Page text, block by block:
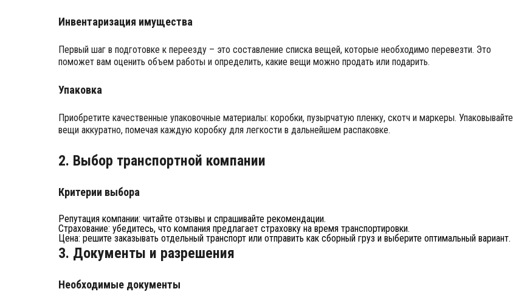
Инвентаризация имущества
Первый шаг в подготовке к переезду – это составление списка вещей, которые необходимо перевезти. Это
поможет вам оценить объем работы и определить, какие вещи можно продать или подарить.
Упаковка
Приобретите качественные упаковочные материалы: коробки, пузырчатую пленку, скотч и маркеры. Упаковывайте
вещи аккуратно, помечая каждую коробку для легкости в дальнейшем распаковке.
2. Выбор транспортной компании
Критерии выбора
Репутация компании: читайте отзывы и спрашивайте рекомендации.
Страхование: убедитесь, что компания предлагает страховку на время транспортировки.
Цена: решите заказывать отдельный транспорт или отправить как сборный груз и выберите оптимальный вариант.
3. Документы и разрешения
Необходимые документы